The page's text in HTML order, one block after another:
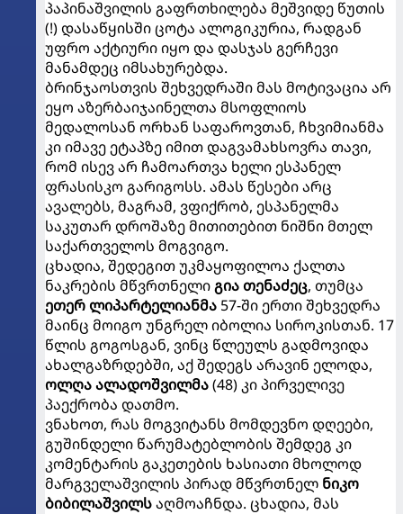
პაპინაშვილის გაფრთხილება მეშვიდე წუთის
(!) დასაწყისში ცოტა ალოგიკურია, რადგან
უფრო აქტიური იყო და დასჯას გერჩევი
მანამდეც იმსახურებდა.
ბრინჯაოსთვის შეხვედრაში მას მოტივაცია არ
ეყო აზერბაიჯაინელთა მსოფლიოს
მედალოსან ორხან საფაროვთან, ჩხვიმიანმა
კი იმავე ეტაპზე იმით დაგვამახსოვრა თავი,
რომ ისევ არ ჩამოართვა ხელი ესპანელ
ფრასისკო გარიგოსს. ამას წესები არც
ავალებს, მაგრამ, ვფიქრობ, ესპანელმა
საკუთარ დროშაზე მითითებით ნიშნი მთელ
საქართველოს მოგვიგო.
ცხადია, შედეგით უკმაყოფილოა ქალთა
ნაკრების მწვრთნელიგია თენაძეც, თუმცა
ეთერ ლიპარტელიანმა 57-ში ერთი შეხვედრა
მაინც მოიგო უნგრელ იბოლია სიროკისთან. 17
წლის გოგოსგან, ვინც წლეულს გადმოვიდა
ახალგაზრდებში, აქ შედეგს არავინ ელოდა,
ოლღა ალადოშვილმა(48) კი პირველივე
პაექრობა დათმო.
ვნახოთ, რას მოგვიტანს მომდევნო დღეები,
გუშინდელი წარუმატებლობის შემდეგ კი
კომენტარის გაკეთების ხასიათი მხოლოდ
მარგველაშვილის პირად მწვრთნელ ნიკო
ბიბილაშვილსაღმოაჩნდა. ცხადია, მას